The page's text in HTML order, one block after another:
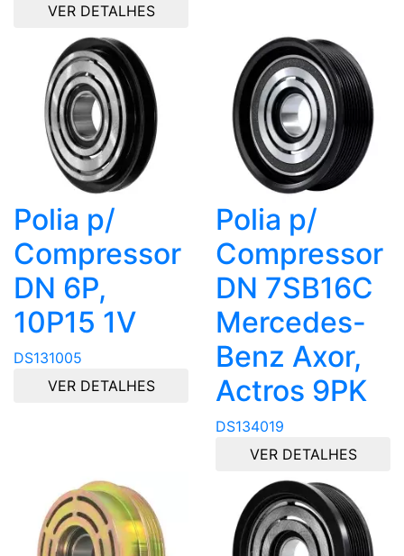
VER DETALHES
Polia p/
Compressor
DN 6P,
10P15 1V
DS131005
VER DETALHES
Polia p/
Compressor
DN 7SB16C
Mercedes-
Benz Axor,
Actros 9PK
DS134019
VER DETALHES